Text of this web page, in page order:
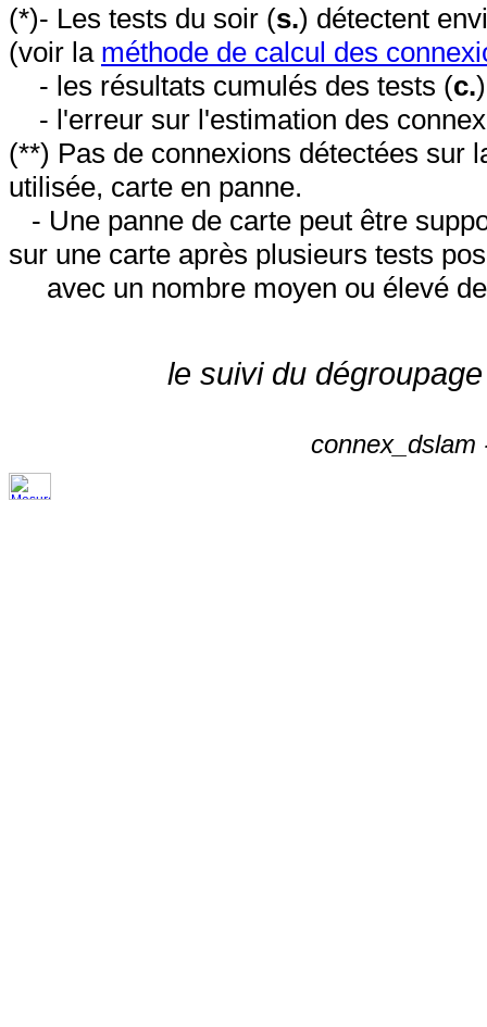
(*)- Les tests du soir (s.) détectent
(voir la méthode de calcul des
- les résultats cumulés des tests (c.
- l'erreur sur l'estimation des
(**) Pas de connexions détectées sur
utilisée, carte en panne.
- Une panne de carte peut être
sur une carte après plusieurs tests
avec un nombre moyen ou élevé
le suivi du
connex_dslam